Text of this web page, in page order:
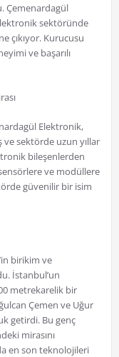
Çemenardagül
sektöründe
çıkıyor. Kurucusu
ve başarılı
Elektronik,
sektörde uzun yıllar
bileşenlerden
ve modüllere
güvenilir bir isim
birikim ve
İstanbul’un
metrekarelik bir
Çemen ve Uğur
getirdi. Bu genç
mirasını
en son teknolojileri